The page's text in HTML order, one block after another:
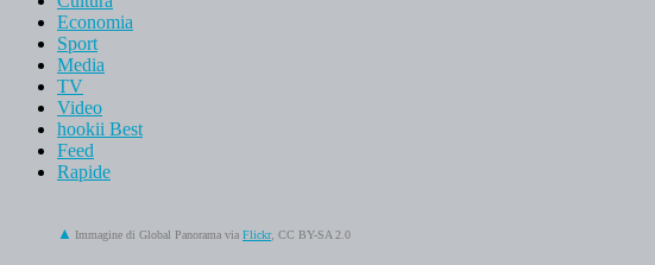
Economia
Sport
Media
TV
Video
hookii Best
Feed
Rapide
Immagine di Global Panorama via Flickr, CC BY-SA 2.0